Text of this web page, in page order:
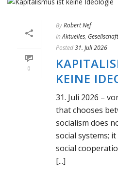
0
ByRobert Nef
In Aktuelles, Gesellschaft
Posted31. Juli 2026
KEINE
31. Juli 2026 –
that chooses
socialism does
social systems;
social
[...]